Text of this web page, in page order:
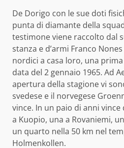
De Dorigo con le sue doti
punta di diamante della
testimone viene raccolto dal
stanza e d’armi Franco
nordici a casa loro, una
data del 2 gennaio 1965. Ad
apertura della stagione vi
svedese e il norvegese
vince. In un paio di anni vince
a Kuopio, una a Rovaniemi,
un quarto nella 50 km nel
Holmenkollen.